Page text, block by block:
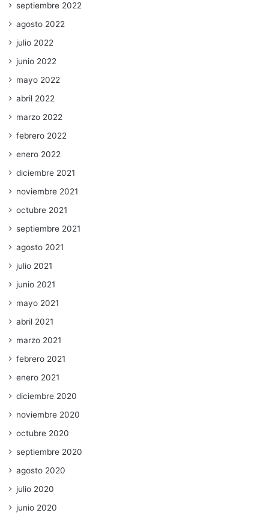
septiembre 2022
agosto 2022
julio 2022
junio 2022
mayo 2022
abril 2022
marzo 2022
febrero 2022
enero 2022
diciembre 2021
noviembre 2021
octubre 2021
septiembre 2021
agosto 2021
julio 2021
junio 2021
mayo 2021
abril 2021
marzo 2021
febrero 2021
enero 2021
diciembre 2020
noviembre 2020
octubre 2020
septiembre 2020
agosto 2020
julio 2020
junio 2020